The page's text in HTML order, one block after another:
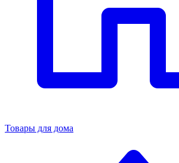
Товары для дома